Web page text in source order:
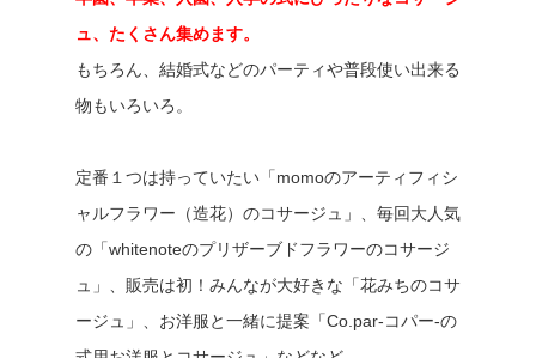
ュ、たくさん集めます。
もちろん、結婚式などのパーティや普段使い出来る
物もいろいろ。
定番１つは持っていたい「momoのアーティフィシ
ャルフラワー（造花）のコサージュ」、毎回大人気
の「whitenoteのプリザーブドフラワーのコサージ
ュ」、販売は初！みんなが大好きな「花みちのコサ
ージュ」、お洋服と一緒に提案「Co.par-コパー-の